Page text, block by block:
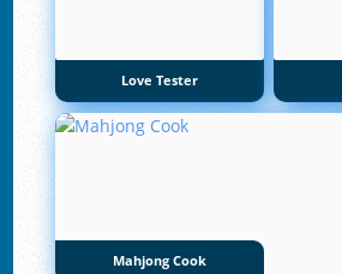
Love Tester
Mahjong Cook